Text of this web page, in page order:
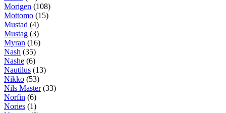
Morigen (108)
Mottomo (15)
Mustad (4)
Mustag (3)
Myran (16)
Nash (35)
Nashe (6)
Nautilus (13)
Nikko (53)
Nils Master(33)
Norfin (6)
Nories (1)